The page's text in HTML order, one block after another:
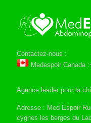
Contactez-nous :
Medespoir Canada
Agence leader pour la
Adresse : Med Espoir
cygnes les berges du